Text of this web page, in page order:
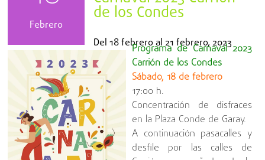
Febrero
de los Condes
Del18 febreroal21 febrero, 2023
Programa de Carnaval 2023
Carrión de los Condes
Sábado, 18 de febrero
17:00 h.
Concentración de disfraces
en la Plaza Conde de Garay.
A continuación pasacalles y
desfile por las calles de